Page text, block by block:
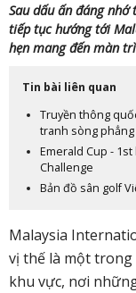
Sau dấu ấn đáng
tiếp tục hướng tới
hẹn mang đến màn
Tin bài liên quan
Truyền thông
tranh sòng phẳng
Emerald Cup -
Challenge
Bản đồ sân golf
Malaysia
vị thế là một
khu vực, nơi